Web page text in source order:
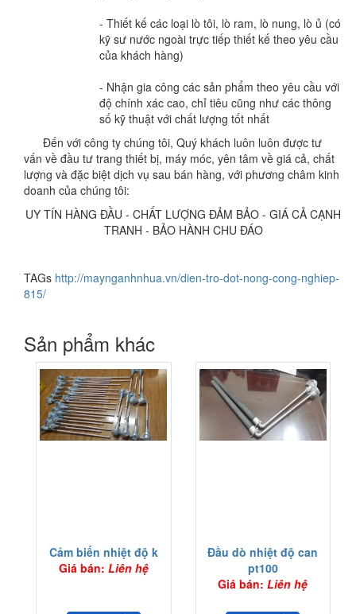
- Thiết kế các loại lò tôi, lò ram, lò nung, lò ủ (có
kỹ sư nước ngoài trực tiếp thiết kế theo yêu cầu
của khách hàng)
- Nhận gia công các sản phẩm theo yêu cầu với
độ chính xác cao, chỉ tiêu cũng như các thông
số kỹ thuật với chất lượng tốt nhất
Đến với công ty chúng tôi, Quý khách luôn luôn được tư
vấn về đầu tư trang thiết bị, máy móc, yên tâm về giá cả, chất
lượng và đặc biệt dịch vụ sau bán hàng, với phương châm kinh
doanh của chúng tôi:
UY TÍN HÀNG ĐẦU - CHẤT LƯỢNG ĐẢM BẢO - GIÁ CẢ CẠNH
TRANH - BẢO HÀNH CHU ĐÁO
TAGs http://maynganhnhua.vn/dien-tro-dot-nong-cong-nghiep-
815/
Sản phẩm khác
Cảm biến nhiệt độ k
Giá bán: Liên hệ
Đầu dò nhiệt độ can
pt100
Giá bán: Liên hệ